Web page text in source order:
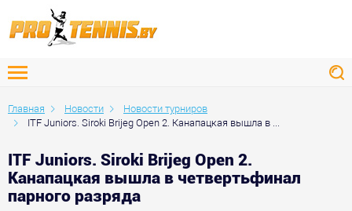
Главная Новости
Новости турниров
ITF Juniors. Siroki Brijeg Open 2. Канапацкая вышла в ...
ITF Juniors. Siroki Brijeg Open 2.
Канапацкая вышла в четвертьфинал
парного разряда